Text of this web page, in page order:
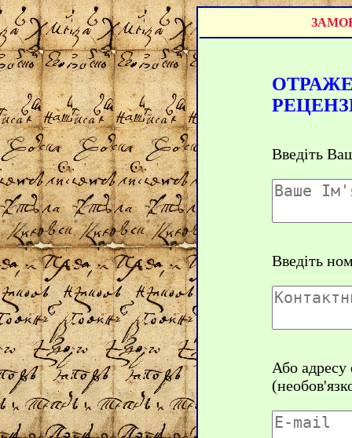
Введіть
Введіть
Або